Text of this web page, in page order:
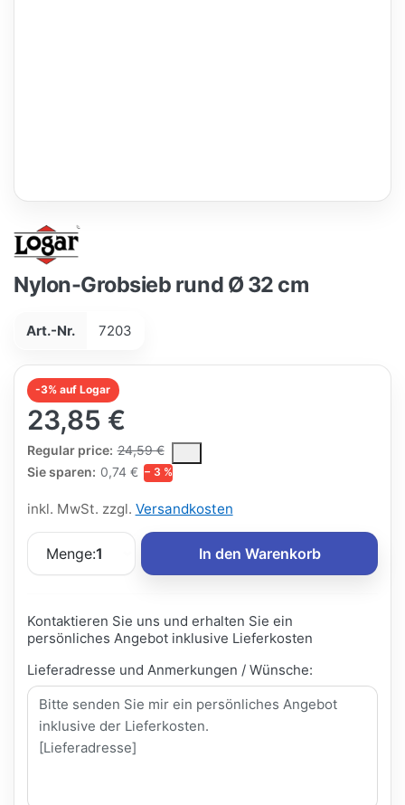
Nylon-Grobsieb rund Ø 32 cm
Art.-Nr. 7203
-3% auf Logar
23,85 €
Regular price: 24,59 €
The Regular Price is the median selling price paid by
Sie sparen: 0,74 € − 3 %
inkl. MwSt. zzgl. Versandkosten
Menge:1 In den Warenkorb
Kontaktieren Sie uns und erhalten Sie ein
persönliches Angebot inklusive Lieferkosten
Lieferadresse und Anmerkungen / Wünsche: